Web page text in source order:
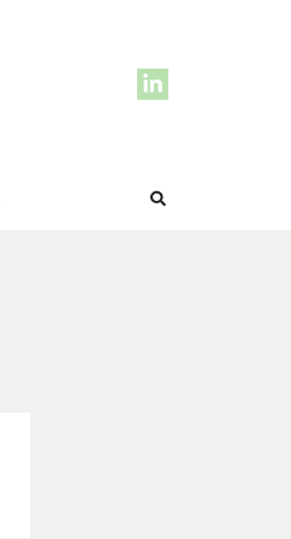
Hae